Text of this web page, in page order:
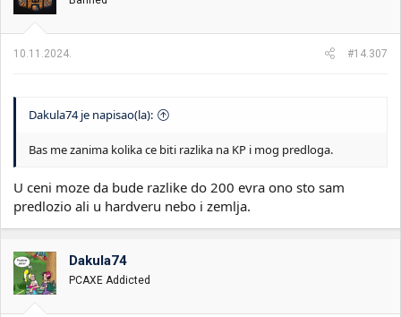
n
:
10.11.2024. #14.307
Dakula74 je napisao(la):
Bas me zanima kolika ce biti razlika na KP i mog predloga.
U ceni moze da bude razlike do 200 evra ono sto sam
predlozio ali u hardveru nebo i zemlja.
Dakula74
PCAXE Addicted